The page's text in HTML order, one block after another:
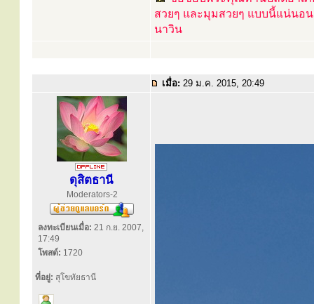
สวยๆ และมุมสวยๆ แบบนี้แน่นอ
นาวิน
เมื่อ: 29 ม.ค. 2015, 20:49
ดุสิตธานี
Moderators-2
ลงทะเบียนเมื่อ: 21 ก.ย. 2007,
17:49
โพสต์: 1720
ที่อยู่: สุโขทัยธานี